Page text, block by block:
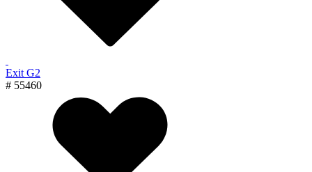
Exit G2
# 55460